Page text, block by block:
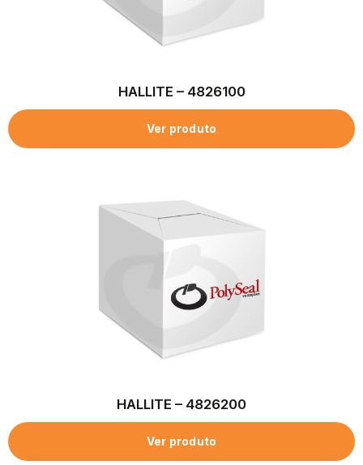
HALLITE – 4826100
Ver produto
HALLITE – 4826200
Ver produto